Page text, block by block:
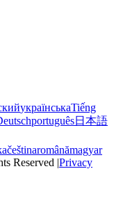
українськаTiếng
português日本語
češtinaromânămagyar
Reserved |Privacy